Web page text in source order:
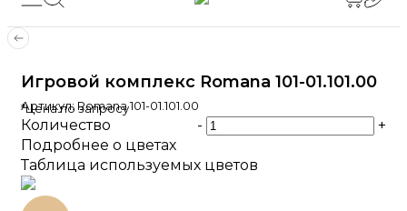
Игровой комплекс Romana 101-01.101.00
Артикул: Romana 101-01.101.00
*Цена по запросу
Количество -
+
Подробнее о цветах
Таблица используемых цветов